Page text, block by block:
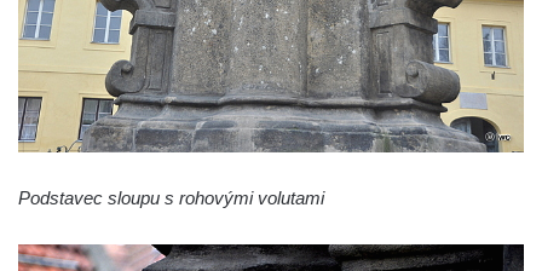
Sloup Panny Marie v Liberci u kostela
Nalezení svatého Kříže
Sloup Nejsvětější Trojice v Bakově nad
Jizerou
Sloup Panny Marie v Miletíně
Sloup (pilíř) Panny Marie v Jezvé
Podstavec sloupu s rohovými volutami